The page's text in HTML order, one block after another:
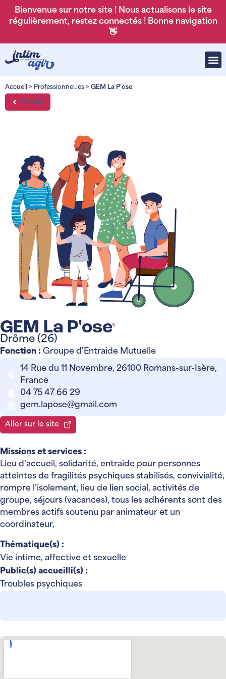
Bienvenue sur notre site ! Nous actualisons le site
régulièrement, restez connectés ! Bonne navigation
👋
Accueil » Professionnel.les » GEM La P’ose
Retour
GEM La P'ose
Drôme (26)
Fonction : Groupe d'Entraide Mutuelle
14 Rue du 11 Novembre, 26100 Romans-sur-Isère,
France
04 75 47 66 29
gem.lapose@gmail.com
Aller sur le site
Missions et services :
Lieu d’accueil, solidarité, entraide pour personnes
atteintes de fragilités psychiques stabilisés, convivialité,
rompre l’isolement, lieu de lien social, activités de
groupe, séjours (vacances), tous les adhérents sont des
membres actifs soutenu par animateur et un
coordinateur,
Thématique(s) :
Vie intime, affective et sexuelle
Public(s) accueilli(s) :
Troubles psychiques